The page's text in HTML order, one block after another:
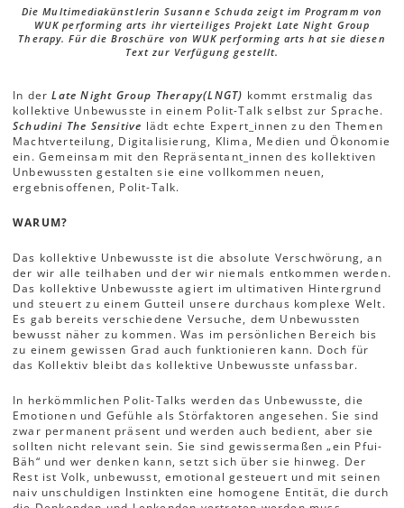
Die Multimediakünstlerin Susanne Schuda zeigt im Programm von
WUK performing arts ihr vierteiliges Projekt Late Night Group
Therapy. Für die Broschüre von WUK performing arts hat sie diesen
Text zur Verfügung gestellt.
In derLate Night Group Therapy(LNGT) kommt erstmalig das
kollektive Unbewusste in einem Polit-Talk selbst zur Sprache.
Schudini The Sensitive lädt echte Expert_innen zu den Themen
Machtverteilung, Digitalisierung, Klima, Medien und Ökonomie
ein. Gemeinsam mit den Repräsentant_innen des kollektiven
Unbewussten gestalten sie eine vollkommen neuen,
ergebnisoffenen, Polit-Talk.
WARUM?
Das kollektive Unbewusste ist die absolute Verschwörung, an
der wir alle teilhaben und der wir niemals entkommen werden.
Das kollektive Unbewusste agiert im ultimativen Hintergrund
und steuert zu einem Gutteil unsere durchaus komplexe Welt.
Es gab bereits verschiedene Versuche, dem Unbewussten
bewusst näher zu kommen. Was im persönlichen Bereich bis
zu einem gewissen Grad auch funktionieren kann. Doch für
das Kollektiv bleibt das kollektive Unbewusste unfassbar.
In herkömmlichen Polit-Talks werden das Unbewusste, die
Emotionen und Gefühle als Störfaktoren angesehen. Sie sind
zwar permanent präsent und werden auch bedient, aber sie
sollten nicht relevant sein. Sie sind gewissermaßen „ein Pfui-
Bäh“ und wer denken kann, setzt sich über sie hinweg. Der
Rest ist Volk, unbewusst, emotional gesteuert und mit seinen
naiv unschuldigen Instinkten eine homogene Entität, die durch